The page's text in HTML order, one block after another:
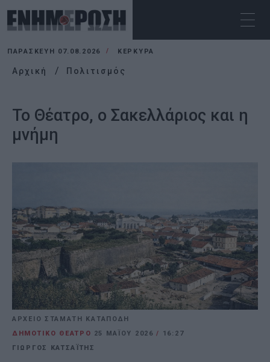
ΠΑΡΑΣΚΕΥΉ 07.08.2026 ΚΕΡΚΥΡΑ
Αρχική Πολιτισμός
Το Θέατρο, ο Σακελλάριος και η
μνήμη
ΑΡΧΕΙΟ ΣΤΑΜΑΤΗ ΚΑΤΑΠΟΔΗ
ΔΗΜΟΤΙΚΟ ΘΕΑΤΡΟ 25 ΜΑΪ́ΟΥ 2026/ 16:27
ΓΙΩΡΓΟΣ ΚΑΤΣΑΪΤΗΣ